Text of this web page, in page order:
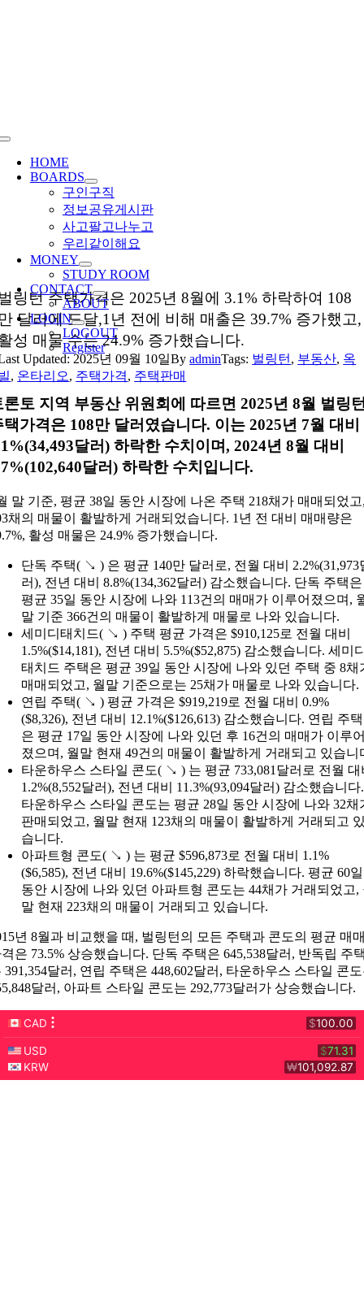
Toggle
Navigation
HOME
BOARDS
구인구직
정보공유게시판
사고팔고나누고
우리같이해요
MONEY
STUDY ROOM
CONTACT
ABOUT
LOGIN
LOGOUT
Register
링턴 주택가격은 2025년 8월에 3.1% 하락하여 108
달러에 도달,1년 전에 비해 매출은 39.7% 증가했고,
성 매물 수는 24.9% 증가했습니다.
Updated: 2025년 09월 10일ByadminTags: 벌링턴 , 부동산, 옥
, 온타리오, 주택가격, 주택판매
론토 지역 부동산 위원회에 따르면 2025년 8월 벌링
택가격은 108만 달러였습니다. 이는 2025년 7월 대비
달러) 하락한 수치이며, 2024년 8월 대비
달러) 하락한 수치입니다.
말 기준, 평균 38일 동안 시장에 나온 주택 218채가 매매되었
채의 매물이 활발하게 거래되었습니다. 1년 전 대비 매매량은
활성 매물은 24.9% 증가했습니다.
단독 주택( ↘ ) 은 평균 140만 달러로, 전월 대비 2.2%(31,973
러), 전년 대비 8.8%(134,362달러) 감소했습니다. 단독 주택은
평균 35일 동안 시장에 나와 113건의 매매가 이루어졌으며,
말 기준 366건의 매물이 활발하게 매물로 나와 있습니다.
세미디태치드( ↘ ) 주택 평균 가격은 $910,125로 전월 대비
1.5%($14,181), 전년 대비 5.5%($52,875) 감소했습니다. 세미
태치드 주택은 평균 39일 동안 시장에 나와 있던 주택 중 8채
매매되었고, 월말 기준으로는 25채가 매물로 나와 있습니다.
연립 주택( ↘ ) 평균 가격은 $919,219로 전월 대비 0.9%
($8,326), 전년 대비 12.1%($126,613) 감소했습니다. 연립 주택
은 평균 17일 동안 시장에 나와 있던 후 16건의 매매가 이루
졌으며, 월말 현재 49건의 매물이 활발하게 거래되고 있습니
타운하우스 스타일 콘도( ↘ ) 는 평균 733,081달러로 전월 대
1.2%(8,552달러), 전년 대비 11.3%(93,094달러) 감소했습니다.
타운하우스 스타일 콘도는 평균 28일 동안 시장에 나와 32채
판매되었고, 월말 현재 123채의 매물이 활발하게 거래되고
습니다.
아파트형 콘도( ↘ ) 는 평균 $596,873로 전월 대비 1.1%
($6,585), 전년 대비 19.6%($145,229) 하락했습니다. 평균 60일
동안 시장에 나와 있던 아파트형 콘도는 44채가 거래되었고,
말 현재 223채의 매물이 거래되고 있습니다.
년 8월과 비교했을 때, 벌링턴의 모든 주택과 콘도의 평균 매
은 73.5% 상승했습니다. 단독 주택은 645,538달러, 반독립 주
391,354달러, 연립 주택은 448,602달러, 타운하우스 스타일 콘
달러, 아파트 스타일 콘도는 292,773달러가 상승했습니다.